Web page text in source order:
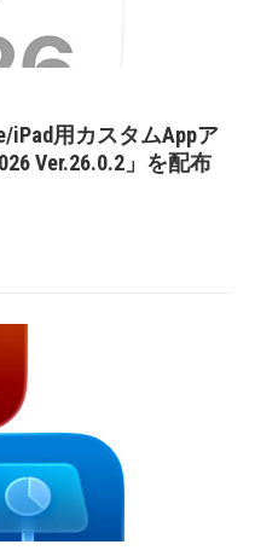
iPad用カスタムAppア
Ver.26.0.2」を配布